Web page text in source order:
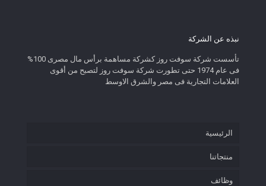
نبذه عن الشركة
تأسست شركة سوفت روز كشركة مساهمة برأس مال مصرى 100%
فى عام 1974 حتى تطورت شركة سوفت روز لتصبح من أقوى
العلامات التجارية فى مصر والشرق الاوسط
الرئيسية
منتجاتنا
وظائف